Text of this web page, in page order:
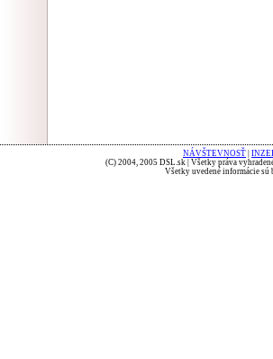
NÁVŠTEVNOSŤ
(C) 2004, 2005 DSL.sk | Všetky práva
Všetky uvedené informácie sú